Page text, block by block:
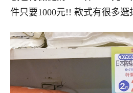
件只要1000元!! 款式有很多選